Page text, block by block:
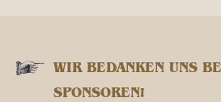
WIR BEDANKEN UNS
SPONSOREN!